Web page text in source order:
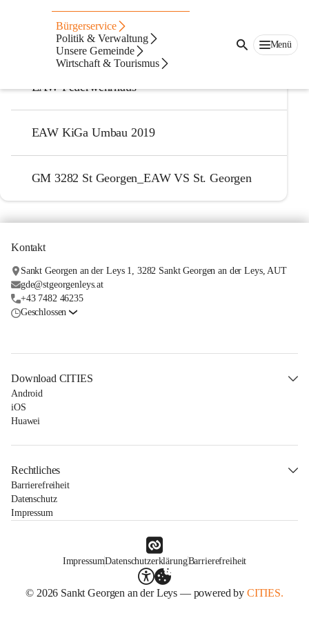
Bürgerservice
Politik & Verwaltung
Unsere Gemeinde
Wirtschaft & Tourismus
Menü
Energieausweise der Gemeinde
EA Gemeindeamt
EAW Feuerwehrhaus
EAW KiGa Umbau 2019
GM 3282 St Georgen_EAW VS St. Georgen
Kontakt
Sankt Georgen an der Leys 1, 3282 Sankt Georgen an der Leys, AUT
gde@stgeorgenleys.at
+43 7482 46235
Geschlossen
Download CITIES
Android
iOS
Huawei
Rechtliches
Barrierefreiheit
Datenschutz
Impressum
ImpressumDatenschutzerklärungBarrierefreiheit
© 2026 Sankt Georgen an der Leys — powered by CITIES.